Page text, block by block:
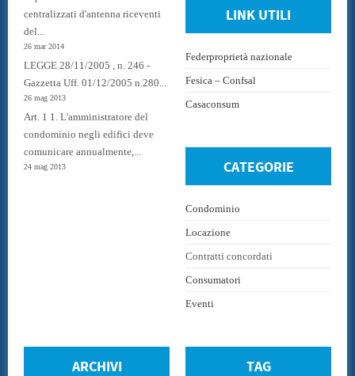
centralizzati d'antenna riceventi
del...
26 mar 2014
LEGGE 28/11/2005 , n. 246 -
Gazzetta Uff. 01/12/2005 n.280...
26 mag 2013
Art. 1 1. L'amministratore del
condominio negli edifici deve
comunicare annualmente,...
24 mag 2013
LINK UTILI
Federproprietà nazionale
Fesica – Confsal
Casaconsum
CATEGORIE
Condominio
Locazione
Contratti concordati
Consumatori
Eventi
ARCHIVI TAG